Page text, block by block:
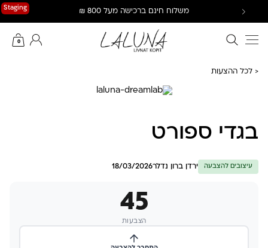
Staging משלוח חינם ברכישה מעל 800 ₪
חיפוש באתר
0
החשבון שלי
< לכל ההצעות
בגדי ספורט
עיצובים להצבעה ירדן ברון נדלר18/03/2026
45
הצבעות